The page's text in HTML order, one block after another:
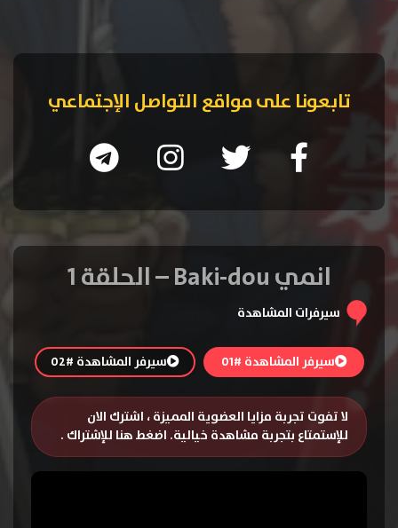
تابعونا على مواقع التواصل الإجتماعي
انمي Baki-dou – الحلقة 1
سيرفرات المشاهدة
سيرفر المشاهدة #01 سيرفر المشاهدة #02
لا تفوت تجربة مزايا العضوية المميزة ، اشترك الان
للإستمتاع بتجربة مشاهدة خيالية. اضغط هنا للإشتراك .